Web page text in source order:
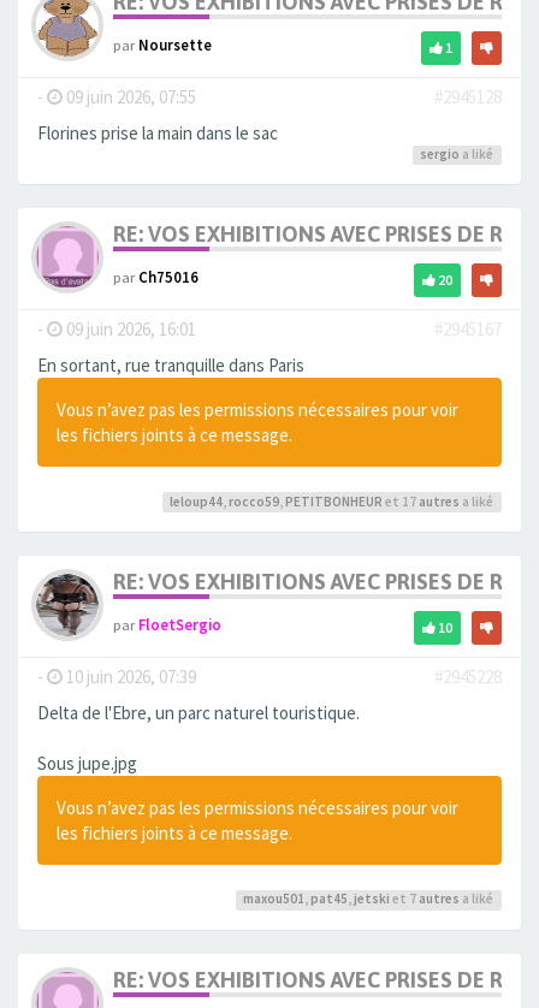
parNoursette 1
- 09 juin 2026, 07:55
#2945128
Florines prise la main dans le sac
sergio a liké
RE: VOS EXHIBITIONS AVEC PRISES DE
parCh75016 20
- 09 juin 2026, 16:01
#2945167
En sortant, rue tranquille dans Paris
Vous n’avez pas les permissions nécessaires pour voir
les fichiers joints à ce message.
leloup44 rocco59 PETITBONHEUR et 17 autres a liké
RE: VOS EXHIBITIONS AVEC PRISES DE
parFloetSergio 10
- 10 juin 2026, 07:39
#2945228
Delta de l'Ebre, un parc naturel touristique.
Sous jupe.jpg
Vous n’avez pas les permissions nécessaires pour voir
les fichiers joints à ce message.
maxou501, pat45, jetski et 7 autres a liké
RE: VOS EXHIBITIONS AVEC PRISES DE